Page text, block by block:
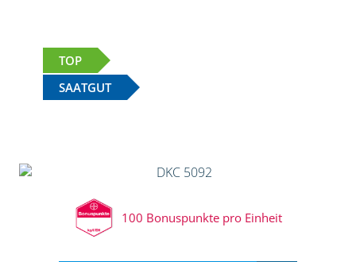
TOP
SAATGUT
100 Bonuspunkte pro Einheit